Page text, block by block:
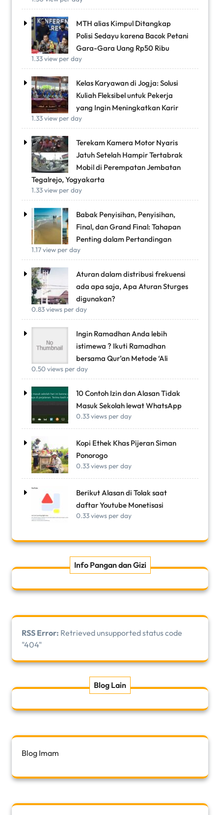
MTH alias Kimpul Ditangkap
Polisi Sedayu karena Bacok Petani
Gara-Gara Uang Rp50 Ribu
1.33 view per day
Kelas Karyawan di Jogja: Solusi
Kuliah Fleksibel untuk Pekerja
yang Ingin Meningkatkan Karir
1.33 view per day
Terekam Kamera Motor Nyaris
Jatuh Setelah Hampir Tertabrak
Mobil di Perempatan Jembatan
Tegalrejo, Yogyakarta
1.33 view per day
Babak Penyisihan, Penyisihan,
Final, dan Grand Final: Tahapan
Penting dalam Pertandingan
1.17 view per day
Aturan dalam distribusi frekuensi
ada apa saja, Apa Aturan Sturges
digunakan?
0.83 views per day
Ingin Ramadhan Anda lebih
istimewa ? Ikuti Ramadhan
bersama Qur’an Metode ‘Ali
0.50 views per day
10 Contoh Izin dan Alasan Tidak
Masuk Sekolah lewat WhatsApp
0.33 views per day
Kopi Ethek Khas Pijeran Siman
Ponorogo
0.33 views per day
Berikut Alasan di Tolak saat
daftar Youtube Monetisasi
0.33 views per day
Info Pangan dan Gizi
RSS Error: Retrieved unsupported status code
"404"
Blog Lain
Blog Imam